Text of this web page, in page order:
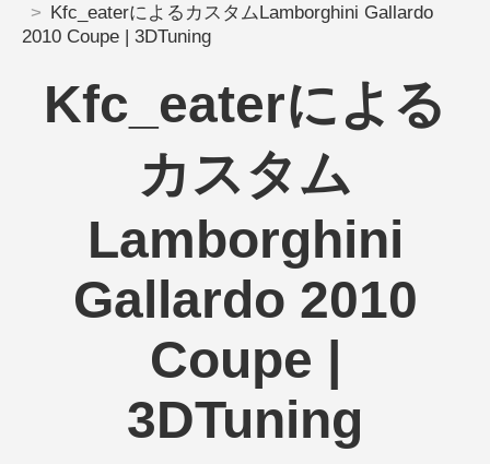
Kfc_eaterによるカスタムLamborghini Gallardo
2010 Coupe | 3DTuning
Kfc_eaterによる
カスタム
Lamborghini
Gallardo 2010
Coupe |
3DTuning